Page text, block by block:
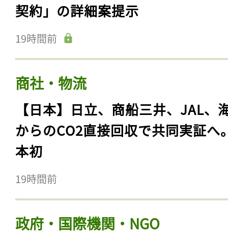
契約」の詳細案提示
19時間前
商社・物流
【日本】日立、商船三井、JAL、
からのCO2直接回収で共同実証へ
本初
19時間前
政府・国際機関・NGO